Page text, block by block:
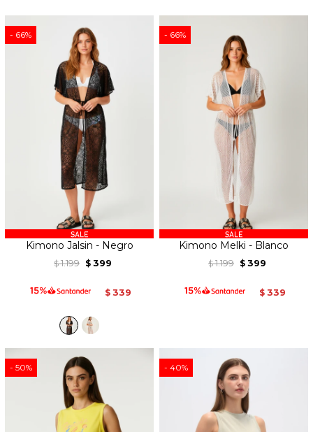
66
Kimono Jalsin - Negro
$ 1.199 $ 399
$ 339
66
Kimono Melki - Blanco
$ 1.199 $ 399
$ 339
50 40